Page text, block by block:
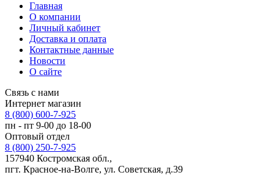
Главная
О компании
Личный кабинет
Доставка и оплата
Контактные данные
Новости
О сайте
Связь с нами
Интернет магазин
8 (800) 600-7-925
пн - пт 9-00 до 18-00
Оптовый отдел
8 (800) 250-7-925
157940 Костромская обл.,
пгт. Красное-на-Волге, ул. Советская, д.39